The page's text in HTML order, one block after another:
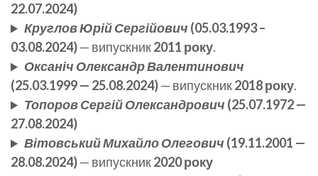
22.07.2024)
Круглов Юрій Сергійович (05.03.1993 –
03.08.2024)— випускник2011 року.
Оксаніч Олександр Валентинович
(25.03.1999 — 25.08.2024)— випускник2018 року.
Топоров Сергій Олександрович (25.07.1972 —
27.08.2024)
Вітовський Михайло Олегович (19.11.2001 —
28.08.2024)— випускник2020 року